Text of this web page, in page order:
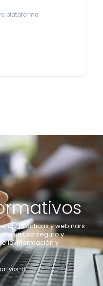
plataforma
prácticas y webinars
un uso seguro y
la información y